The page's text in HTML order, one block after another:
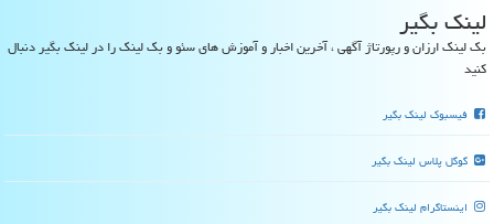
لینك بگیر
بک لینک ارزان و رپورتاژ آگهی ، آخرین اخبار و آموزش های سئو و بک لینک را در لینک بگیر دنبال
کنید
فیسبوک لینک بگیر
گوگل پلاس لینک بگیر
اینستاگرام لینک بگیر